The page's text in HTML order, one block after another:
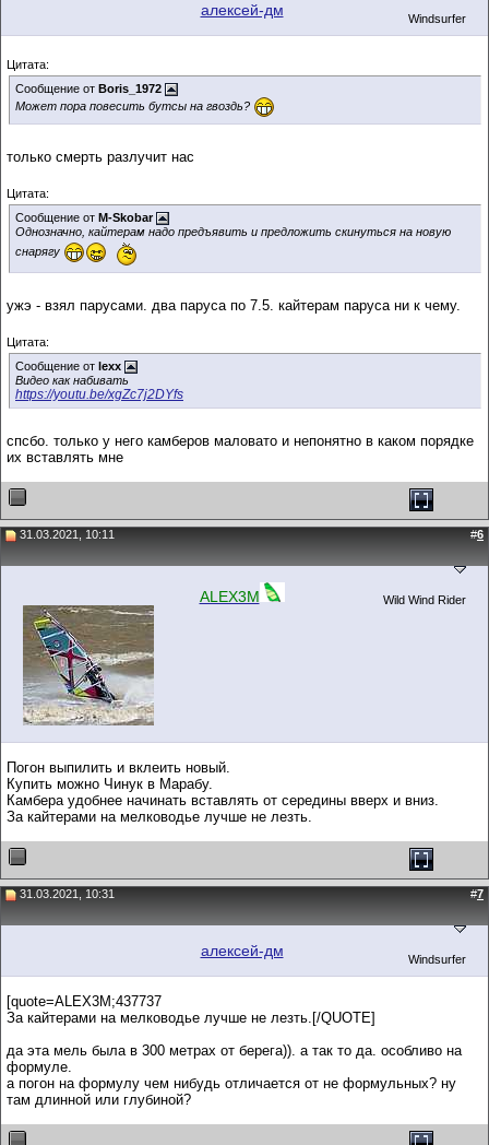
алексей-дм Windsurfer
Цитата:
Сообщение от Boris_1972
Может пора повесить бутсы на гвоздь?
только смерть разлучит нас
Цитата:
Сообщение от M-Skobar
Однозначно, кайтерам надо предъявить и предложить скинуться на новую
снарягу
ужэ - взял парусами. два паруса по 7.5. кайтерам паруса ни к чему.
Цитата:
Сообщение от lexx
Видео как набивать
https://youtu.be/xgZc7j2DYfs
спсбо. только у него камберов маловато и непонятно в каком порядке
их вставлять мне
31.03.2021, 10:11 #6
ALEX3M Wild Wind Rider
Погон выпилить и вклеить новый.
Купить можно Чинук в Марабу.
Камбера удобнее начинать вставлять от середины вверх и вниз.
За кайтерами на мелководье лучше не лезть.
31.03.2021, 10:31 #7
алексей-дм Windsurfer
[quote=ALEX3M;437737
За кайтерами на мелководье лучше не лезть.[/QUOTE]
да эта мель была в 300 метрах от берега)). а так то да. особливо на
формуле.
а погон на формулу чем нибудь отличается от не формульных? ну
там длинной или глубиной?